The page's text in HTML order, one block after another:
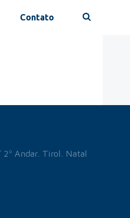
Contato
2º Andar. Tirol. Natal